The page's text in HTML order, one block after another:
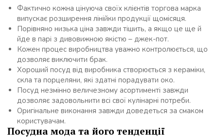
Фактично кожна цінуюча своїх клієнтів торгова марка
випускає розширення лінійки продукції щомісяця.
Порівняно низька ціна завжди тішить, а якщо це ще й
йде в парі з дивовижною якістю – джек-пот.
Кожен процес виробництва уважно контролюється, що
дозволяє виключити брак.
Хороший посуд від виробника створюється з кераміки,
скла та порцеляни, які здатні порадувати око.
Посуд незмінно величезному асортименті завжди
дозволяє задовольнити всі свої кулінарні потреби.
Оригінальне виконання завжди доведеться за смаком
користувачам.
Посудна мода та його тенденції